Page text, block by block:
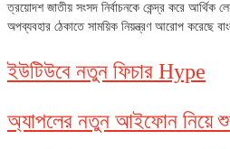
ত্রয়োদশ জাতীয় সংসদ নির্বাচনকে কেন্দ্র করে আর্থিক
অপব্যবহার ঠেকাতে সাময়িক নিয়ন্ত্রণ আরোপ করেছে
ইউটিউবে নতুন ফিচার Hype
অ্যাপলের নতুন আইফোন নিয়ে